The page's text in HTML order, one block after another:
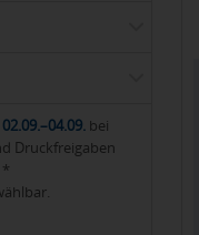
bei
Druckfreigaben
*